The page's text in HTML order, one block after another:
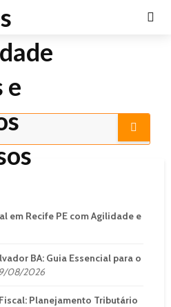
em Recife PE com Agilidade e
BA: Guia Essencial para o
08/2026
Planejamento Tributário